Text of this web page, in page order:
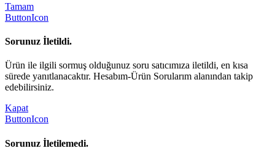
Tamam
ButtonIcon
Sorunuz İletildi.
Ürün ile ilgili sormuş olduğunuz soru satıcımıza iletildi, en kısa
sürede yanıtlanacaktır. Hesabım-Ürün Sorularım alanından takip
edebilirsiniz.
Kapat
ButtonIcon
Sorunuz İletilemedi.